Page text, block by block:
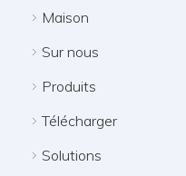
Maison
Sur nous
Produits
Télécharger
Solutions